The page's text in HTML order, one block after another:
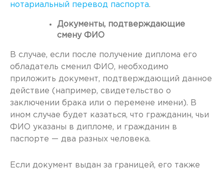
нотариальный перевод паспорта.
Документы, подтверждающие
смену ФИО
В случае, если после получение диплома его
обладатель сменил ФИО, необходимо
приложить документ, подтверждающий данное
действие (например, свидетельство о
заключении брака или о перемене имени). В
ином случае будет казаться, что гражданин, чьи
ФИО указаны в дипломе, и гражданин в
паспорте — два разных человека.
Если документ выдан за границей, его также